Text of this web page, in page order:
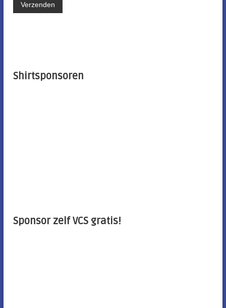
Shirtsponsoren
Sponsor zelf VCS gratis!